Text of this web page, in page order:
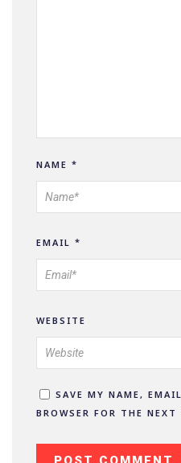
NAME *
EMAIL *
WEBSITE
SAVE MY NAME,
BROWSER FOR THE